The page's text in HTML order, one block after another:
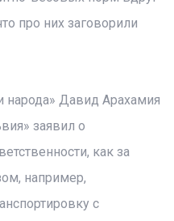
про них заговорили
народа» Давид Арахамия
заявил о
как за
например,
с